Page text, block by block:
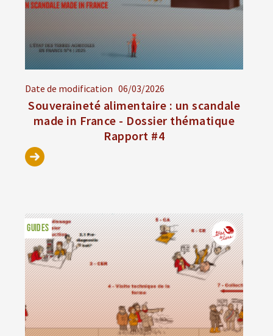
Date de modification 06/03/2026
Souveraineté alimentaire : un scandale
made in France - Dossier thématique
Rapport #4
GUIDES